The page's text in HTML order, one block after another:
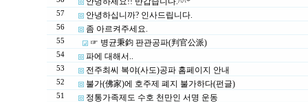
57 안녕하십니까? 인사드립니다.
56 좀 아르켜주세요.
55 ☞ 병균秉鈞 판관공파(判官公派)
54 파에 대해서..
53 전주최씨 복야(사도)공파 홈페이지 안내
52 불가(佛家)에 호주제 폐지 불가하다(펀글)
51 정통가족제도 수호 천만인 서명 운동